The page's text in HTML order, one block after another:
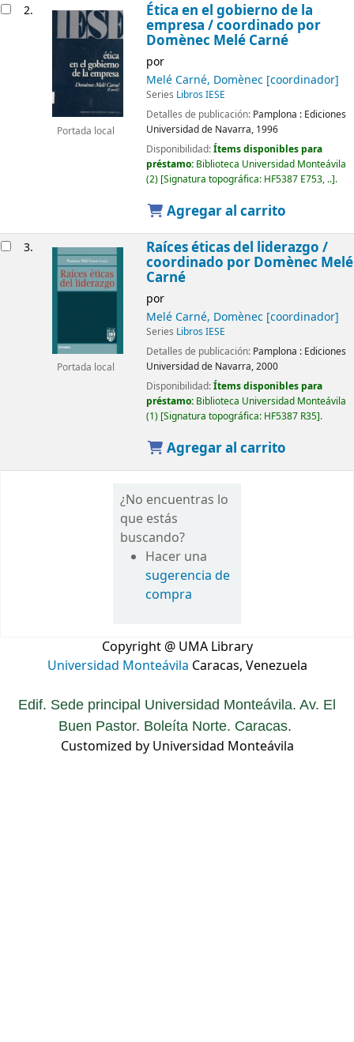
2.
Portada local
Ética en el gobierno de la
empresa /coordinado por
Domènec Melé Carné
por
Melé Carné, Domènec[coordinador]
Series Libros IESE
Detalles de publicación: Pamplona : Ediciones
Universidad de Navarra, 1996
Disponibilidad:Ítems disponibles para
préstamo: Biblioteca Universidad Monteávila
(2) Signatura topográfica: HF5387 E753, .. .
Agregar al carrito
3.
Portada local
Raíces éticas del liderazgo /
coordinado por Domènec Melé
Carné
por
Melé Carné, Domènec[coordinador]
Series Libros IESE
Detalles de publicación: Pamplona : Ediciones
Universidad de Navarra,2000
Disponibilidad:Ítems disponibles para
préstamo: Biblioteca Universidad Monteávila
(1) Signatura topográfica: HF5387 R35 .
Agregar al carrito
¿No encuentras lo
que estás
buscando?
Hacer una
sugerencia de
compra
Copyright @ UMA Library
Universidad Monteávila Caracas, Venezuela
Edif. Sede principal Universidad Monteávila. Av. El
Buen Pastor. Boleíta Norte. Caracas.
Customized by Universidad Monteávila